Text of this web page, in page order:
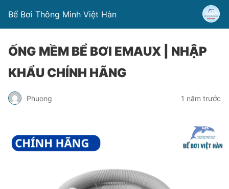
Bể Bơi Thông Minh Việt Hàn
ỐNG MỀM BỂ BƠI EMAUX | NHẬP
KHẨU CHÍNH HÃNG
Phuong 1 năm trước